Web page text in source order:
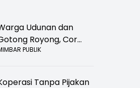
Udunan dan
Royong, Cor
Hancur di
PUBLIK
Tanpa Pijakan